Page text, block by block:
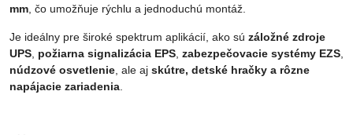
mm , čo umožňuje rýchlu a jednoduchú montáž.
Je ideálny pre široké spektrum aplikácií, ako sú záložné zdroje
UPS požiarna signalizácia EPS zabezpečovacie systémy EZS
núdzové osvetlenie , ale aj skútre, detské hračky a rôzne
napájacie zariadenia